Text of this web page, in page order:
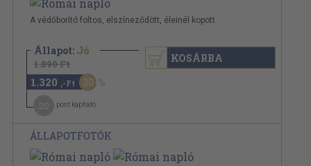
A védőborító foltos, elszíneződött, éleinél kopott.
Állapot: Jó
1.890 Ft
1.320 ,-Ft 30
pont kapható
KOSÁRBA
ÁLLAPOTFOTÓK